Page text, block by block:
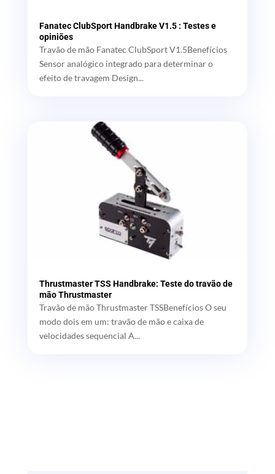
Fanatec ClubSport Handbrake V1.5 : Testes e
opiniões
Travão de mão Fanatec ClubSport V1.5Benefícios
Sensor analógico integrado para determinar o
efeito de travagem Design...
Thrustmaster TSS Handbrake: Teste do travão de
mão Thrustmaster
Travão de mão Thrustmaster TSSBenefícios O seu
modo dois em um: travão de mão e caixa de
velocidades sequencial A...